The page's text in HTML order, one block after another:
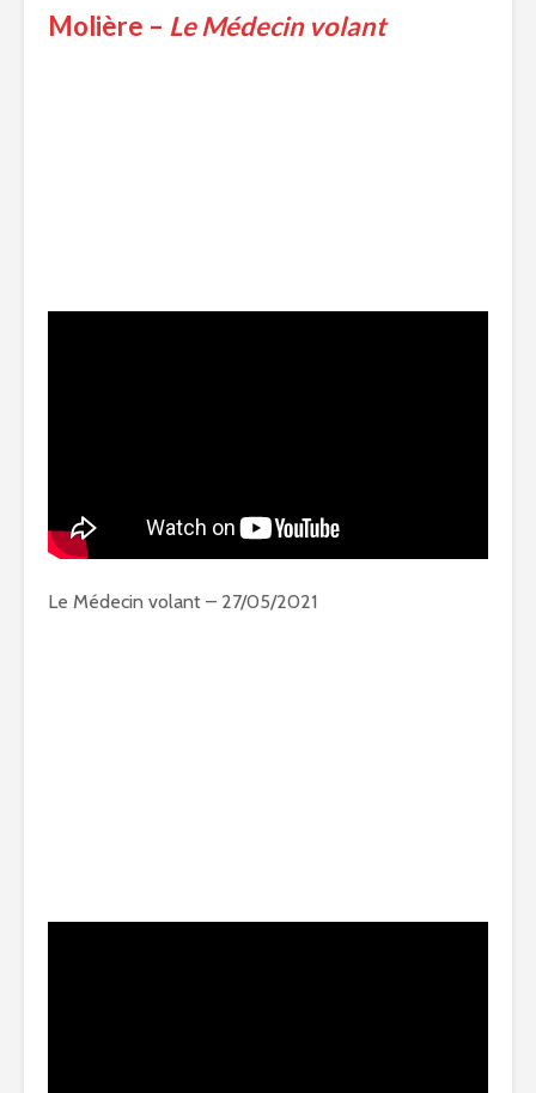
Molière – Le Médecin volant
Le Médecin volant – 27/05/2021